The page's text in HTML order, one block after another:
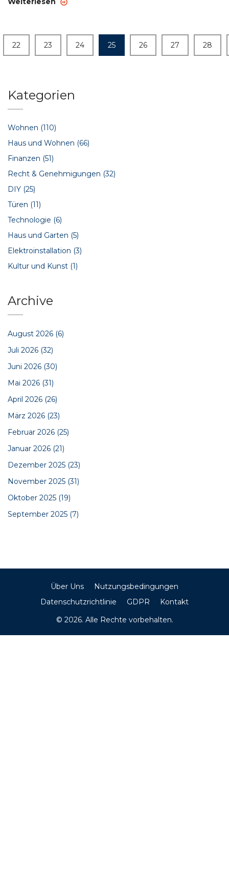
22 23 24 25 26 27 28
Kategorien
Wohnen (110)
Haus und Wohnen (66)
Finanzen (51)
Recht & Genehmigungen (32)
DIY (25)
Türen (11)
Technologie (6)
Haus und Garten (5)
Elektroinstallation (3)
Kultur und Kunst (1)
Archive
August 2026 (6)
Juli 2026 (32)
Juni 2026 (30)
Mai 2026 (31)
April 2026 (26)
März 2026 (23)
Februar 2026 (25)
Januar 2026 (21)
Dezember 2025 (23)
November 2025 (31)
Oktober 2025 (19)
September 2025 (7)
Über Uns
Nutzungsbedingungen
Datenschutzrichtlinie
GDPR
Kontakt
© 2026. Alle Rechte vorbehalten.